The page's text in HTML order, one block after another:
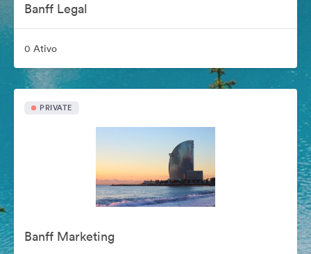
Banff Legal
0 Ativo
PRIVATE
Banff Marketing